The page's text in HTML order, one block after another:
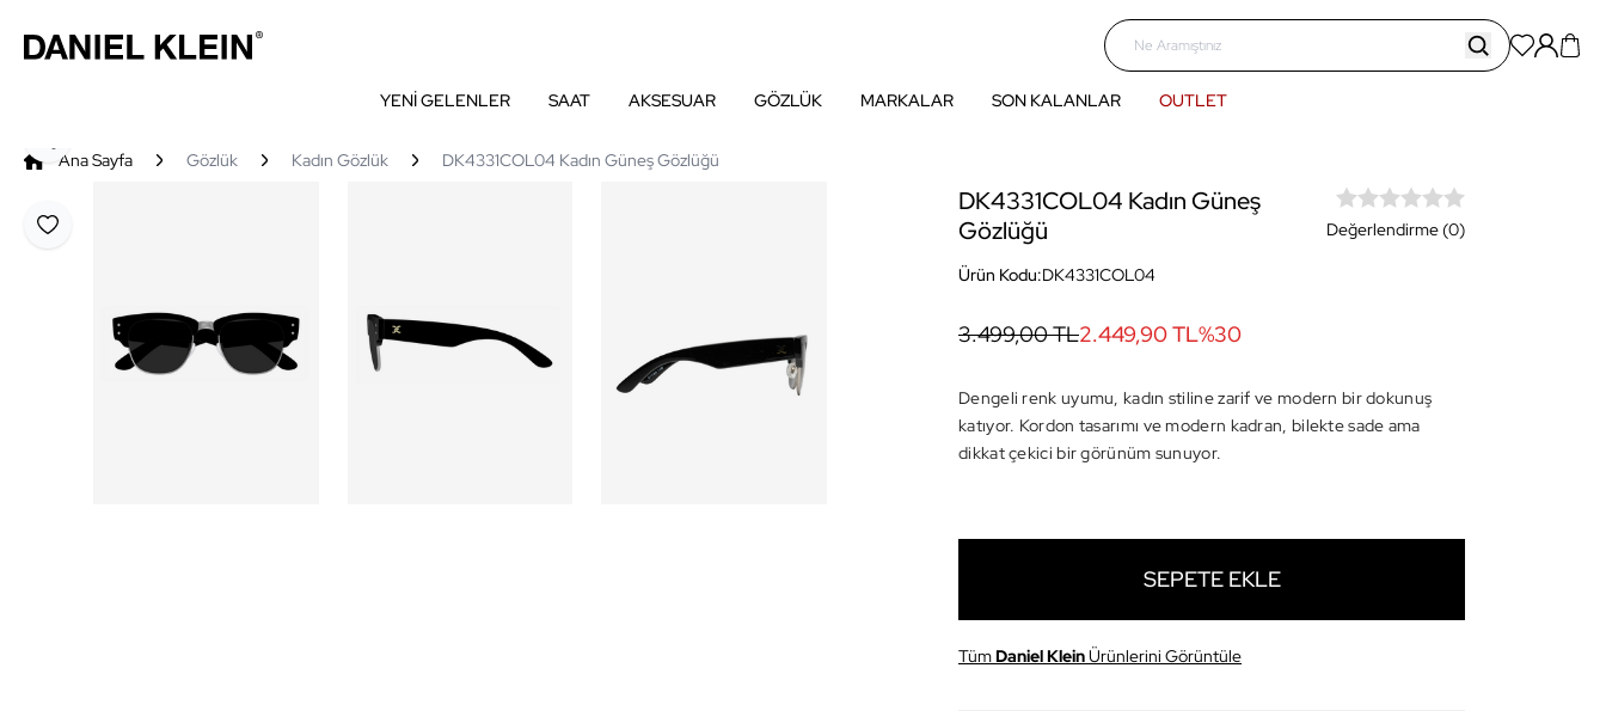
YENİ GELENLER SAAT AKSESUAR GÖZLÜK MARKALAR SON KALANLAR OUTLET
Ana Sayfa Gözlük Kadın Gözlük DK4331COL04 Kadın Güneş Gözlüğü
Favoriye Ekle
Paylaş
DK4331COL04 Kadın Güneş
Gözlüğü
Ürün Kodu:DK4331COL04
Değerlendirme (0)
3.499,00 TL2.449,90 TL%30
Dengeli renk uyumu, kadın stiline zarif ve modern bir dokunuş
katıyor. Kordon tasarımı ve modern kadran, bilekte sade ama
dikkat çekici bir görünüm sunuyor.
SEPETE EKLE
TümDaniel KleinÜrünlerini Görüntüle